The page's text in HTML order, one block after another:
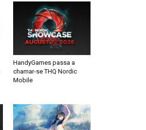
HandyGames passa a
chamar-se THQ Nordic
Mobile